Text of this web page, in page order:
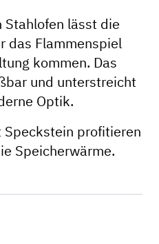
Stahlofen lässt die
das Flammenspiel
kommen. Das
und unterstreicht
Optik.
profitieren
Speicherwärme.